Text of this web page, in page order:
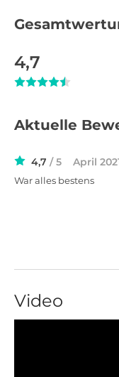
4,7
Aktuelle
4,7 / 5 April
War alles bestens
Video